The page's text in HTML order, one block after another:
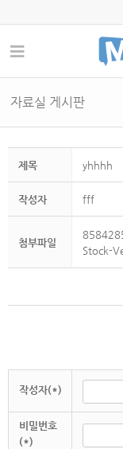
자료실 게시판
제목 yhhhh
작성자 fff
첨부파일
Stock-
작성자(*)
비밀번호
(*)